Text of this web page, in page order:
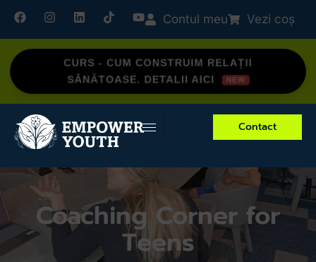
Contul meu Vezi coș
CURS - CUM CONSTRUIM RELAȚII
SĂNĂTOASE. DETALII AICI
Contact
Coaching Corner for
Teens